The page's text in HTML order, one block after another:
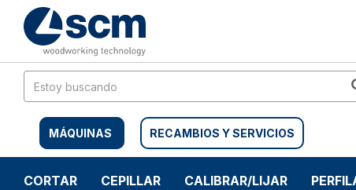
contenido
menú
navegación
MÁQUINAS RECAMBIOS Y SERVICIOS
CORTAR CEPILLAR CALIBRAR/LIJAR